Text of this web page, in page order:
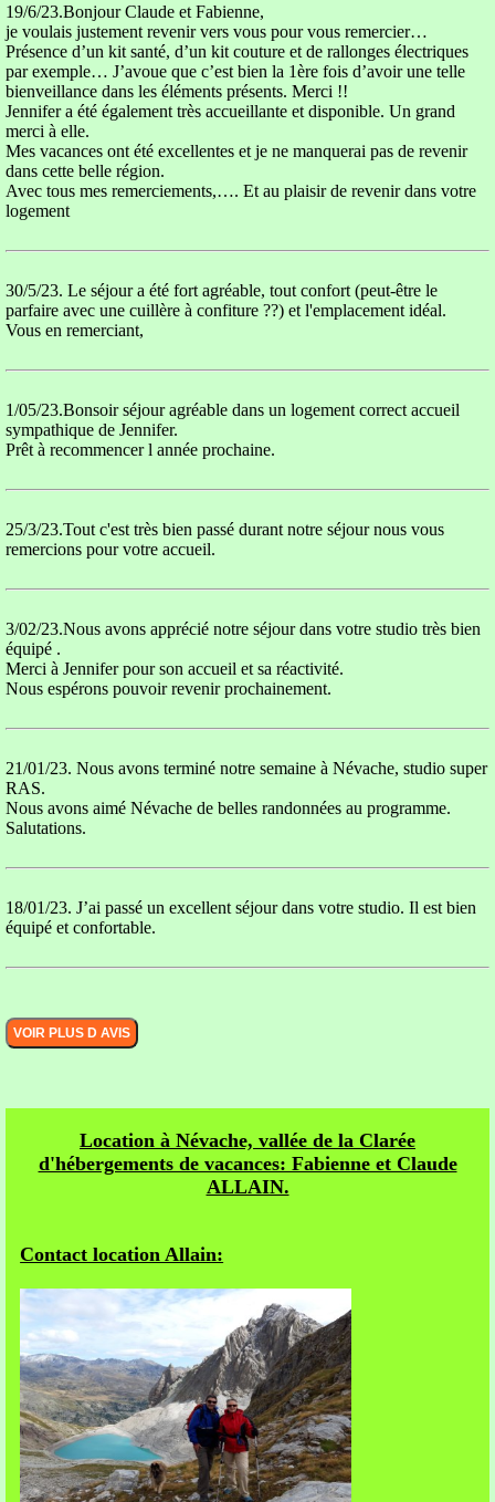
19/6/23.Bonjour Claude et Fabienne,
je voulais justement revenir vers vous pour vous remercier…
Présence d’un kit santé, d’un kit couture et de rallonges électriques
par exemple… J’avoue que c’est bien la 1ère fois d’avoir une telle
bienveillance dans les éléments présents. Merci !!
Jennifer a été également très accueillante et disponible. Un grand
merci à elle.
Mes vacances ont été excellentes et je ne manquerai pas de revenir
dans cette belle région.
Avec tous mes remerciements,…. Et au plaisir de revenir dans votre
logement
30/5/23. Le séjour a été fort agréable, tout confort (peut-être le
parfaire avec une cuillère à confiture ??) et l'emplacement idéal.
Vous en remerciant,
1/05/23.Bonsoir séjour agréable dans un logement correct accueil
sympathique de Jennifer.
Prêt à recommencer l année prochaine.
25/3/23.Tout c'est très bien passé durant notre séjour nous vous
remercions pour votre accueil.
3/02/23.Nous avons apprécié notre séjour dans votre studio très bien
équipé .
Merci à Jennifer pour son accueil et sa réactivité.
Nous espérons pouvoir revenir prochainement.
21/01/23. Nous avons‌ terminé notre semaine à Névache, studio super
RAS.
Nous avons aimé Névache de belles randonnées au programme.
Salutations.
18/01/23. J’ai passé un excellent séjour dans votre studio. Il est bien
équipé et confortable.
Location à Névache, vallée de la Clarée
d'hébergements de vacances: Fabienne et Claude
ALLAIN.
Contact location Allain: